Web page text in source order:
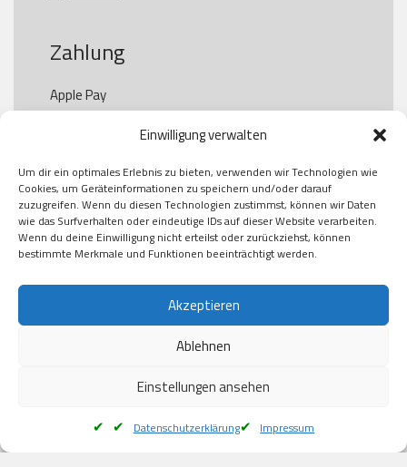
Einwilligung verwalten
Um dir ein optimales Erlebnis zu bieten, verwenden wir Technologien wie
Cookies, um Geräteinformationen zu speichern und/oder darauf
zuzugreifen. Wenn du diesen Technologien zustimmst, können wir Daten
wie das Surfverhalten oder eindeutige IDs auf dieser Website verarbeiten.
Wenn du deine Einwilligung nicht erteilst oder zurückziehst, können
bestimmte Merkmale und Funktionen beeinträchtigt werden.
Akzeptieren
Ablehnen
Einstellungen ansehen
Datenschutzerklärung Impressum
Zahlung
Apple Pay
Paypal
Kauf auf Rechung
Klarna
American Express